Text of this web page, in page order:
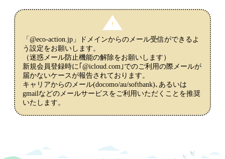
「@eco-action.jp」ドメインからのメール受信ができるよ
う設定をお願いします。
（迷惑メール防止機能の解除をお願いします）
新規会員登録時に｢@icloud.com｣でのご利用の際メールが
届かないケースが報告されております。
キャリアからのメール(docomo/au/softbank)､あるいは
gmailなどのメールサービスをご利用いただくことを推奨
いたします。